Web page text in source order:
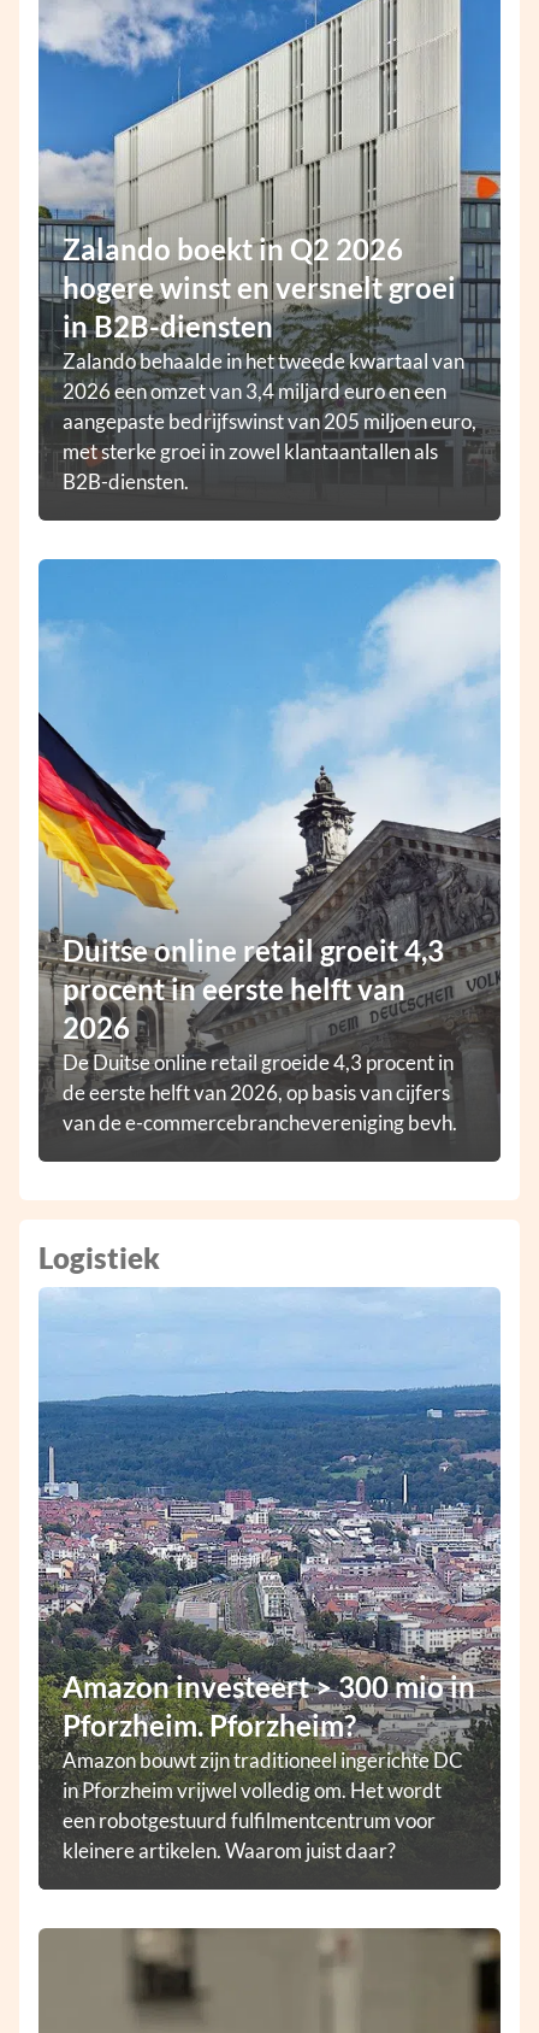
Zalando boekt in Q2 2026
hogere winst en versnelt groei
in B2B-diensten
Zalando behaalde in het tweede kwartaal van
2026 een omzet van 3,4 miljard euro en een
aangepaste bedrijfswinst van 205 miljoen euro,
met sterke groei in zowel klantaantallen als
B2B-diensten.
Duitse online retail groeit 4,3
procent in eerste helft van
2026
De Duitse online retail groeide 4,3 procent in
de eerste helft van 2026, op basis van cijfers
van de e-commercebranchevereniging bevh.
Logistiek
Amazon investeert > 300 mio in
Pforzheim. Pforzheim?
Amazon bouwt zijn traditioneel ingerichte DC
in Pforzheim vrijwel volledig om. Het wordt
een robotgestuurd fulfilmentcentrum voor
kleinere artikelen. Waarom juist daar?